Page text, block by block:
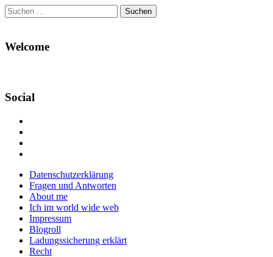
Suchen
nach:
Welcome
Social
Facebook
anzeigen
Twitter
anzeigen
auf
Instagram
anzeigen
Main
menu
Skip
content
Datenschutzerklärung
Fragen und Antworten
About me
Ich im world wide web
Impressum
Blogroll
Ladungssicherung erklärt
Recht